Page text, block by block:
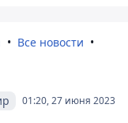
Все новости
01:20, 27 июня 2023